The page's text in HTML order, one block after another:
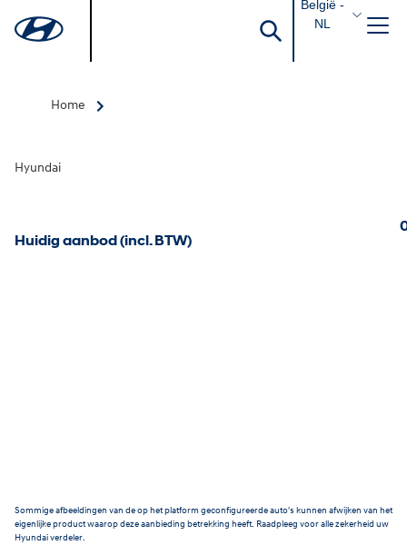
België -
NL
Home
Hyundai
Huidig aanbod (incl. BTW)
Sommige afbeeldingen van de op het platform geconfigureerde auto's kunnen afwijken van het
eigenlijke product waarop deze aanbieding betrekking heeft. Raadpleeg voor alle zekerheid uw
Hyundai verdeler.